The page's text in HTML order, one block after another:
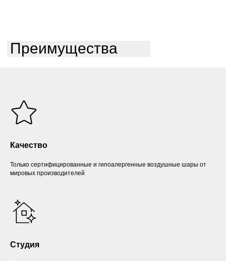
Преимущества
Качество
Только сертифицированные и гипоалергенные воздушные шары от
мировых производителей
Студия